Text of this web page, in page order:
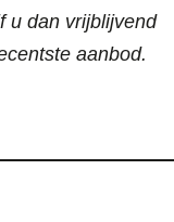
u dan vrijblijvend
aanbod.